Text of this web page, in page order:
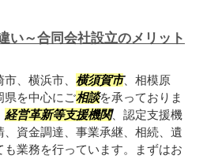
い～合同会社設立のメリット
、横浜市、 横須賀市、相模原
県を中心にご相談を承っておりま
経営革新等支援機関、認定支援機
、資金調達、事業承継、相続、遺
業務を行っています。まずはお